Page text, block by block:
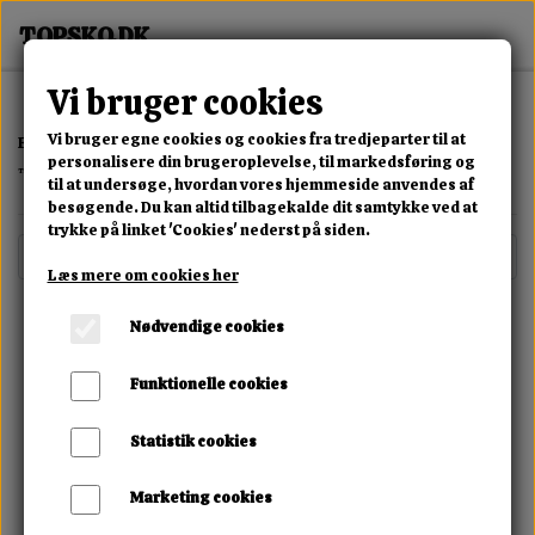
Forside Tilbud
Tilbud
Lukning
Vi bruger cookies
Vi bruger egne cookies og cookies fra tredjeparter til at
personalisere din brugeroplevelse, til markedsføring og
til at undersøge, hvordan vores hjemmeside anvendes af
besøgende. Du kan altid tilbagekalde dit samtykke ved at
trykke på linket 'Cookies' nederst på siden.
Læs mere om cookies her
Nødvendige cookies
Funktionelle cookies
Statistik cookies
Marketing cookies